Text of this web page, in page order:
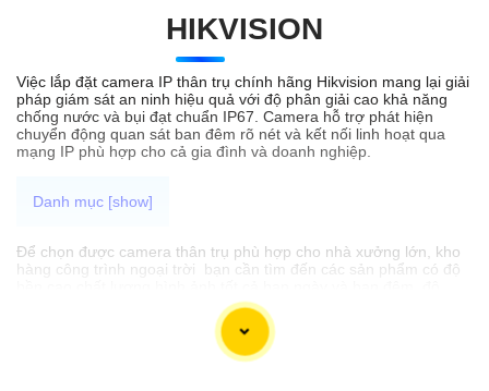
HIKVISION
Việc lắp đặt camera IP thân trụ chính hãng Hikvision mang lại giải
pháp giám sát an ninh hiệu quả với độ phân giải cao khả năng
chống nước và bụi đạt chuẩn IP67. Camera hỗ trợ phát hiện
chuyển động quan sát ban đêm rõ nét và kết nối linh hoạt qua
mạng IP phù hợp cho cả gia đình và doanh nghiệp.
Để chọn được camera thân trụ phù hợp cho nhà xưởng lớn, kho
hàng công trình ngoại trời bạn cần tìm đến các sản phẩm có độ
phân giải full HD 1080p và khả năng giám sát xa. chống nước
chống va đập hỗ trợ giám sát xa và có khả năng quan sát trong
môi trường ánh sáng yếu. cung cấp hình ảnh chất lượng cao có
thể hoạt động trong môi trường khắc nghiệt ngoài trời và có khả